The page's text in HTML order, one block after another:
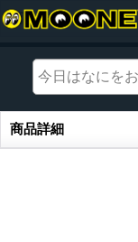
商品詳細
商品詳細